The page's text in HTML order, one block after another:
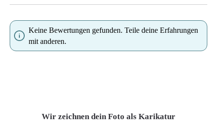
Keine Bewertungen gefunden. Teile deine Erfahrungen
mit anderen.
Wir zeichnen dein Foto als Karikatur